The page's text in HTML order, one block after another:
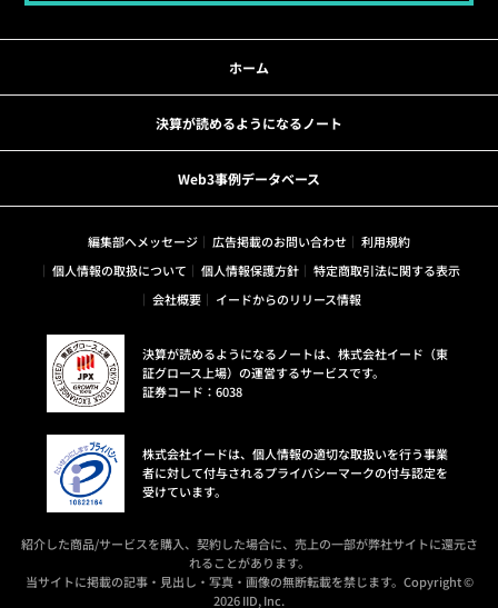
ホーム
決算が読めるようになるノート
Web3事例データベース
編集部へメッセージ 広告掲載のお問い合わせ
利用規約
個人情報の取扱について
個人情報保護方針
特定商取引法に関する表示
会社概要
イードからのリリース情報
決算が読めるようになるノートは、株式会社イード（東
証グロース上場）の運営するサービスです。
証券コード：6038
株式会社イードは、個人情報の適切な取扱いを行う事業
者に対して付与されるプライバシーマークの付与認定を
受けています。
紹介した商品/サービスを購入、契約した場合に、売上の一部が弊社サイトに還元さ
れることがあります。
当サイトに掲載の記事・見出し・写真・画像の無断転載を禁じます。Copyright ©
2026 IID, Inc.